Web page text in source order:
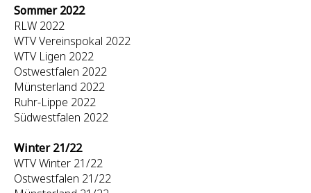
Sommer 2022
RLW 2022
WTV Vereinspokal 2022
WTV Ligen 2022
Ostwestfalen 2022
Münsterland 2022
Ruhr-Lippe 2022
Südwestfalen 2022
Winter 21/22
WTV Winter 21/22
Ostwestfalen 21/22